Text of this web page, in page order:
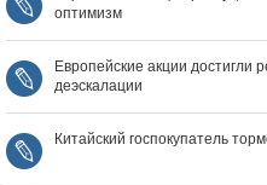
оптимизм
Европейские акции достигли
деэскалации
Китайский госпокупатель